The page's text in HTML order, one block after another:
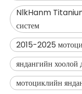
NlkHanm
систем
2015-2025
яндангийн хоолой
мотоциклийн